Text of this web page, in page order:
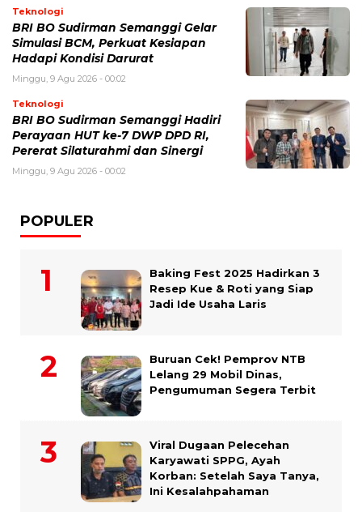
Teknologi
BRI BO Sudirman Semanggi Gelar
Simulasi BCM, Perkuat Kesiapan
Hadapi Kondisi Darurat
Minggu, 9 Agu 2026 - 00:02
Teknologi
BRI BO Sudirman Semanggi Hadiri
Perayaan HUT ke-7 DWP DPD RI,
Pererat Silaturahmi dan Sinergi
Minggu, 9 Agu 2026 - 00:02
POPULER
Baking Fest 2025 Hadirkan 3
Resep Kue & Roti yang Siap
Jadi Ide Usaha Laris
Buruan Cek! Pemprov NTB
Lelang 29 Mobil Dinas,
Pengumuman Segera Terbit
Viral Dugaan Pelecehan
Karyawati SPPG, Ayah
Korban: Setelah Saya Tanya,
Ini Kesalahpahaman